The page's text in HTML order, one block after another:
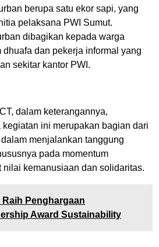
berupa satu ekor sapi, yang
pelaksana PWI Sumut.
dibagikan kepada warga
dhuafa dan pekerja informal yang
sekitar kantor PWI.
dalam keterangannya,
ini merupakan bagian dari
menjalankan tanggung
pada momentum
nilai kemanusiaan dan solidaritas.
Raih Penghargaan
Award Sustainability